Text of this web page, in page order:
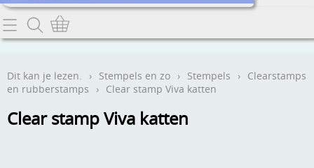
Home
Contact
Webwinkel
Dit kan je lezen. › Stempels en zo › Stempels › Clearstamps
en rubberstamps
› Clear stamp Viva katten
Clear stamp Viva katten